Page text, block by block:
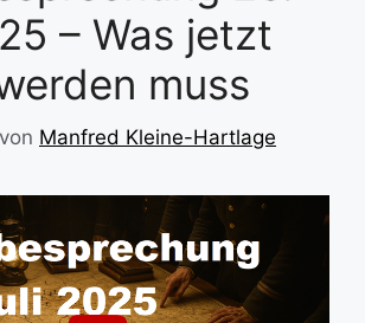
– Was jetzt
muss
von Manfred Kleine-Hartlage